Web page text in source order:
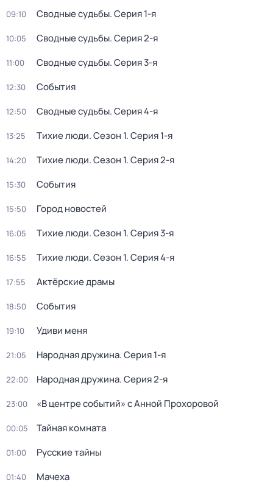
09:10 Сводные судьбы. Серия 1-я
10:05 Сводные судьбы. Серия 2-я
11:00 Сводные судьбы. Серия 3-я
12:30 События
12:50 Сводные судьбы. Серия 4-я
13:25 Тихие люди. Сезон 1. Серия 1-я
14:20 Тихие люди. Сезон 1. Серия 2-я
15:30 События
15:50 Город новостей
16:05 Тихие люди. Сезон 1. Серия 3-я
16:55 Тихие люди. Сезон 1. Серия 4-я
17:55 Актёрские драмы
18:50 События
19:10 Удиви меня
21:05 Народная дружина. Серия 1-я
22:00 Народная дружина. Серия 2-я
23:00 «В центре событий» с Анной Прохоровой
00:05 Тайная комната
01:00 Русские тайны
01:40 Мачеха